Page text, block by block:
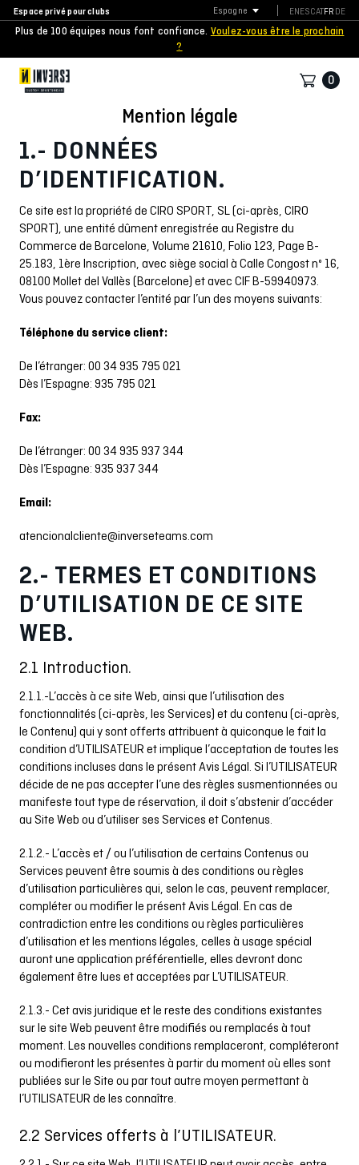
Espace privé pour clubs
Plus de 100 équipes nous font confiance. Voulez-vous être le prochain
?
Espagne ENESCATFR DE
0
Mention légale
1.- DONNÉES
D’IDENTIFICATION.
Ce site est la propriété de CIRO SPORT, SL (ci-après, CIRO
SPORT), une entité dûment enregistrée au Registre du
Commerce de Barcelone, Volume 21610, Folio 123, Page B-
25.183, 1ère Inscription, avec siège social à Calle Congost nº 16,
08100 Mollet del Vallès (Barcelone) et avec CIF B-59940973.
Vous pouvez contacter l’entité par l’un des moyens suivants:
Téléphone du service client:
De l’étranger: 00 34 935 795 021
Dès l’Espagne: 935 795 021
Fax:
De l’étranger: 00 34 935 937 344
Dès l’Espagne: 935 937 344
Email:
atencionalcliente@inverseteams.com
2.- TERMES ET CONDITIONS
D’UTILISATION DE CE SITE
WEB.
2.1 Introduction.
2.1.1.-L’accès à ce site Web, ainsi que l’utilisation des
fonctionnalités (ci-après, les Services) et du contenu (ci-après,
le Contenu) qui y sont offerts attribuent à quiconque le fait la
condition d’UTILISATEUR et implique l’acceptation de toutes les
conditions incluses dans le présent Avis Légal. Si l’UTILISATEUR
décide de ne pas accepter l’une des règles susmentionnées ou
manifeste tout type de réservation, il doit s’abstenir d’accéder
au Site Web ou d’utiliser ses Services et Contenus.
2.1.2.- L’accès et / ou l’utilisation de certains Contenus ou
Services peuvent être soumis à des conditions ou règles
d’utilisation particulières qui, selon le cas, peuvent remplacer,
compléter ou modifier le présent Avis Légal. En cas de
contradiction entre les conditions ou règles particulières
d’utilisation et les mentions légales, celles à usage spécial
auront une application préférentielle, elles devront donc
également être lues et acceptées par L’UTILISATEUR.
2.1.3.- Cet avis juridique et le reste des conditions existantes
sur le site Web peuvent être modifiés ou remplacés à tout
moment. Les nouvelles conditions remplaceront, compléteront
ou modifieront les présentes à partir du moment où elles sont
publiées sur le Site ou par tout autre moyen permettant à
l’UTILISATEUR de les connaître.
2.2 Services offerts à l’UTILISATEUR.